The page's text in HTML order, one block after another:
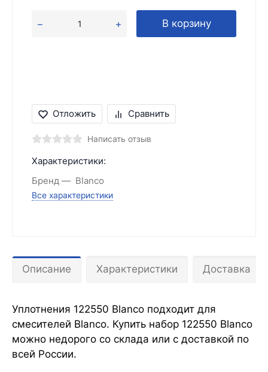
В корзину
Отложить Сравнить
Написать отзыв
Характеристики:
Бренд
Blanco
Все характеристики
Описание Характеристики Доставка
Уплотнения 122550 Blanco подходит для
смесителей Blanco. Купить набор 122550 Blanco
можно недорого со склада или с доставкой по
всей России.